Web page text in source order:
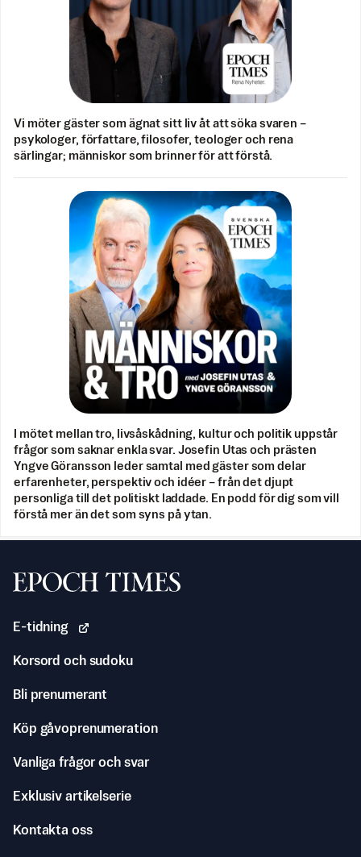
Vi möter gäster som ägnat sitt liv åt att söka svaren –
psykologer, författare, filosofer, teologer och rena
särlingar; människor som brinner för att förstå.
I mötet mellan tro, livsåskådning, kultur och politik uppstår
frågor som saknar enkla svar. Josefin Utas och prästen
Yngve Göransson leder samtal med gäster som delar
erfarenheter, perspektiv och idéer – från det djupt
personliga till det politiskt laddade. En podd för dig som vill
förstå mer än det som syns på ytan.
Svenska Epoch Times
E-tidning
Korsord och sudoku
Bli prenumerant
Köp gåvoprenumeration
Vanliga frågor och svar
Exklusiv artikelserie
Kontakta oss